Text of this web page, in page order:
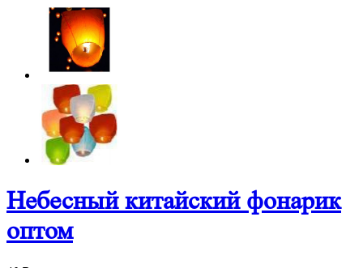
Небесный китайский фонарик
оптом